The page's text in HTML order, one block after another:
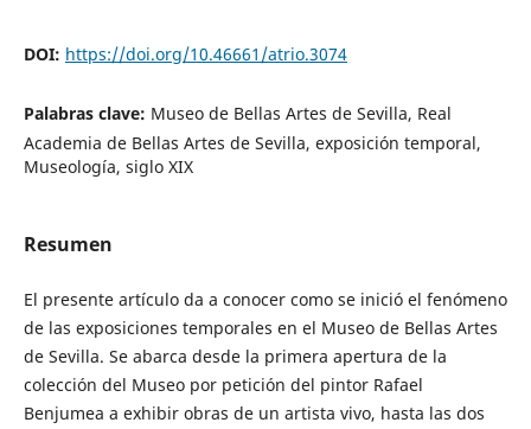
DOI: https://doi.org/10.46661/atrio.3074
Palabras clave: Museo de Bellas Artes de Sevilla, Real
Academia de Bellas Artes de Sevilla, exposición temporal,
Museología, siglo XIX
Resumen
El presente artículo da a conocer como se inició el fenómeno
de las exposiciones temporales en el Museo de Bellas Artes
de Sevilla. Se abarca desde la primera apertura de la
colección del Museo por petición del pintor Rafael
Benjumea a exhibir obras de un artista vivo, hasta las dos